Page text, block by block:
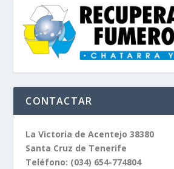
CONTACTAR
La Victoria de Acentejo 38380
Santa Cruz de Tenerife
Teléfono: (034) 654-774804